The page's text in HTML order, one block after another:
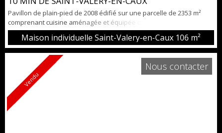
Pavillon de plain-pied de 2008 édifié sur une parcelle de 2353 m²
comprenant cuisine aménagée et équipée ouverte sur le séjour /
salon avec poêle à granulés, 3 chambres, bureau, salle de douche,
WC indépendant, buanderie, arrière-cuisine, cellier. Une pièce pour
vos moments de détente pouvant accueillir un spa ou autre selon
vos convenances. Une charreterie, un vaste garage, une
dépendan...
Maison individuelle Saint-Valery-en-Caux 106 m²
Vendu
Nous contacter